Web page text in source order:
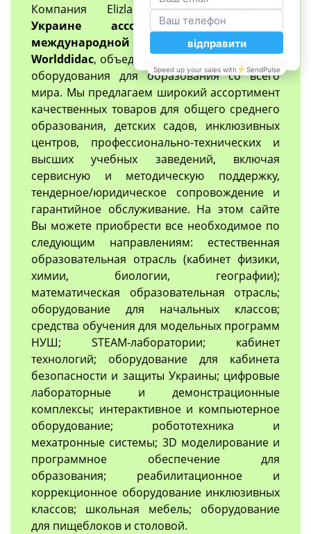
Компания Elizlabsединственный в
Украине ассоциированный член
международной организации
Worlddidac, объединяющий производителей
оборудования для образования со всего
мира. Мы предлагаем широкий ассортимент
качественных товаров для общего среднего
образования, детских садов, инклюзивных
центров, профессионально-технических и
высших учебных заведений, включая
сервисную и методическую поддержку,
тендерное/юридическое сопровождение и
гарантийное обслуживание. На этом сайте
Вы можете приобрести все необходимое по
следующим направлениям: естественная
образовательная отрасль (кабинет физики,
химии, биологии, географии);
математическая образовательная отрасль;
оборудование для начальных классов;
средства обучения для модельных программ
НУШ; STEAM-лаборатории; кабинет
технологий; оборудование для кабинета
безопасности и защиты Украины; цифровые
лабораторные и демонстрационные
комплексы; интерактивное и компьютерное
оборудование; робототехника и
мехатронные системы; 3D моделирование и
программное обеспечение для
образования; реабилитационное и
коррекционное оборудование инклюзивных
классов; школьная мебель; оборудование
для пищеблоков и столовой.